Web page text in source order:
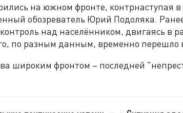
на южном фронте, контрнаступая в
обозреватель Юрий Подоляка.
над населёнником, двигаясь в
по разным данным, временно перешло
широким фронтом – последней